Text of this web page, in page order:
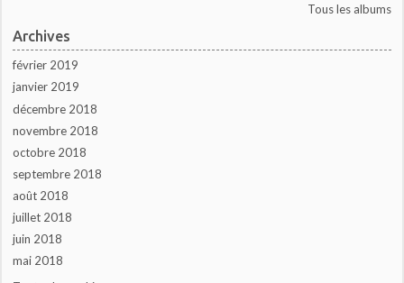
Tous les albums
Archives
février 2019
janvier 2019
décembre 2018
novembre 2018
octobre 2018
septembre 2018
août 2018
juillet 2018
juin 2018
mai 2018